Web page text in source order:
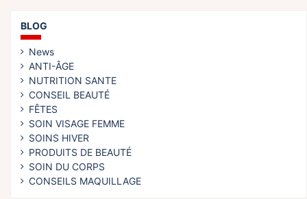
BLOG
News
ANTI-ÂGE
NUTRITION SANTE
CONSEIL BEAUTÉ
FÊTES
SOIN VISAGE FEMME
SOINS HIVER
PRODUITS DE BEAUTÉ
SOIN DU CORPS
CONSEILS MAQUILLAGE